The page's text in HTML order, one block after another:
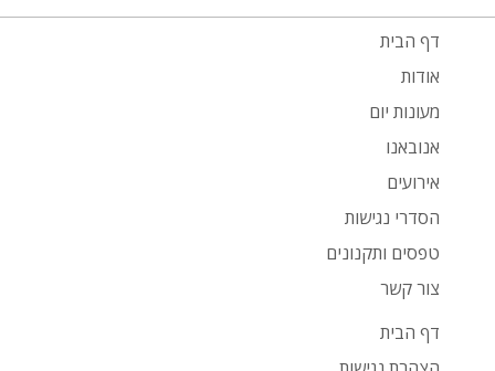
דף הבית
אודות
מעונות יום
אנובאנו
אירועים
הסדרי נגישות
טפסים ותקנונים
צור קשר
דף הבית